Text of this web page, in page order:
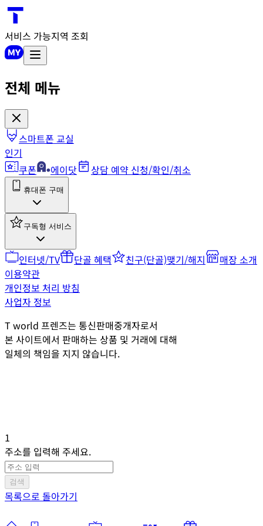
서비스 가능지역 조회
전체 메뉴
스마트폰 교실
인기
쿠폰
에이닷 상담 예약 신청/확인/취소
휴대폰 구매
구독형 서비스
인터넷/TV 단골 혜택 친구(단골)맺기/해지
매장 소개
이용약관
개인정보 처리 방침
사업자 정보
T world 프렌즈는 통신판매중개자로서
본 사이트에서 판매하는 상품 및 거래에 대해
일체의 책임을 지지 않습니다.
1
주소를 입력해 주세요.
검색
목록으로 돌아가기